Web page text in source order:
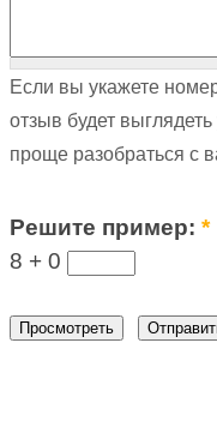
Если вы укажете
отзыв будет
проще разобраться с
Решите пример:*
8 + 0